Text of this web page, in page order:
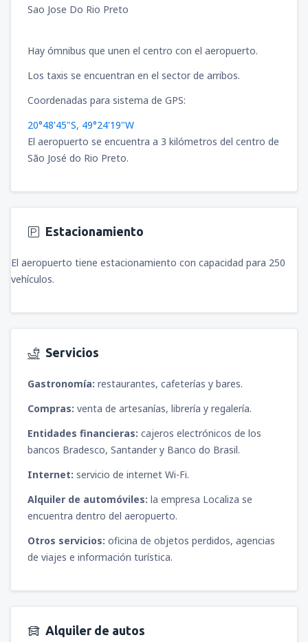
Sao Jose Do Rio Preto
Hay ómnibus que unen el centro con el aeropuerto.
Los taxis se encuentran en el sector de arribos.
Coordenadas para sistema de GPS:
20°48'45"S, 49°24'19"W
El aeropuerto se encuentra a 3 kilómetros del centro de
São José do Rio Preto.
Estacionamiento
El aeropuerto tiene estacionamiento con capacidad para 250
vehículos.
Servicios
Gastronomía: restaurantes, cafeterías y bares.
Compras: venta de artesanías, librería y regalería.
Entidades financieras: cajeros electrónicos de los
bancos Bradesco, Santander y Banco do Brasil.
Internet: servicio de internet Wi-Fi.
Alquiler de automóviles: la empresa Localiza se
encuentra dentro del aeropuerto.
Otros servicios: oficina de objetos perdidos, agencias
de viajes e información turística.
Alquiler de autos